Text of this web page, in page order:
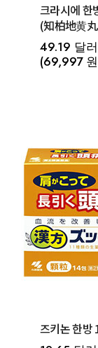
크라시에 한
49.19 달러
(69,997